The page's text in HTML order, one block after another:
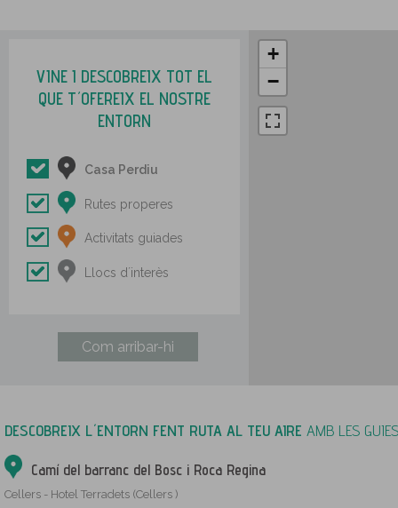
+
−
VINE I DESCOBREIX TOT EL
QUE T´OFEREIX EL NOSTRE
ENTORN
Casa Perdiu
Rutes properes
Activitats guiades
Llocs d´interès
Com arribar-hi
DESCOBREIX L´ENTORN FENT RUTA AL TEU AIRE AMB LES
Camí del barranc del Bosc i Roca Regina
Cellers - Hotel Terradets (Cellers )